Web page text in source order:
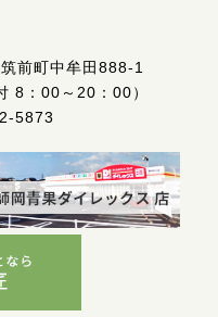
前町中牟田888-1
8：00～20：00）
5873